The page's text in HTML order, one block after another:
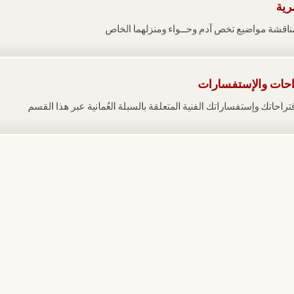
مواضيع تخص آدم وحــواء ومنزلهما الخاص
والإستفسارات
وإستفساراتك الفنية المتعلقة بالسبلة العُمانية عبر هذا القسم